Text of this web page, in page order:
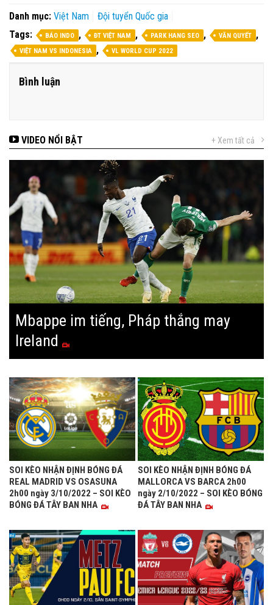
Danh mục: Việt Nam
Đội tuyển Quốc gia
Tags:
BÁO INDO , ĐT VIỆT NAM , PARK HANG SEO , VĂN QUYẾT ,
VIỆT NAM VS INDONESIA , VL WORLD CUP 2022
Bình luận
VIDEO NỔI BẬT + Xem tất cả
Mbappe im tiếng, Pháp thắng may
Ireland
SOI KÈO NHẬN ĐỊNH BÓNG ĐÁ
REAL MADRID VS OSASUNA
2h00 ngày 3/10/2022 – SOI KÈO
BÓNG ĐÁ TÂY BAN NHA
SOI KÈO NHẬN ĐỊNH BÓNG ĐÁ
MALLORCA VS BARCA 2h00
ngày 2/10/2022 – SOI KÈO BÓNG
ĐÁ TÂY BAN NHA